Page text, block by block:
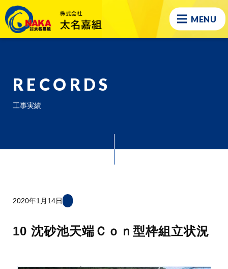
MENU
RECORDS
工事実績
2020年1月14日
10 沈砂池天端Ｃｏｎ型枠組⽴状況